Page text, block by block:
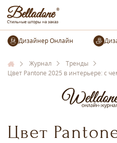
Журнал
Тренды
Цвет Pantone 2025 в интерьере: с
Цвет